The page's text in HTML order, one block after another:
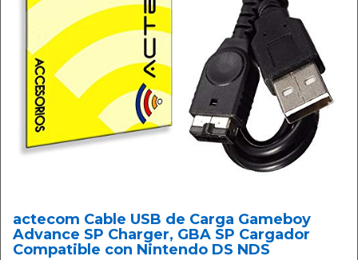
actecom Cable USB de Carga Gameboy
Advance SP Charger, GBA SP Cargador
Compatible con Nintendo DS NDS